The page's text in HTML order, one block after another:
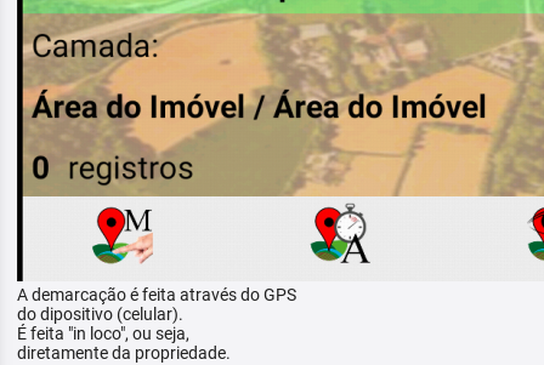
A demarcação é feita através do GPS
do dipositivo (celular).
É feita "in loco", ou seja,
diretamente da propriedade.